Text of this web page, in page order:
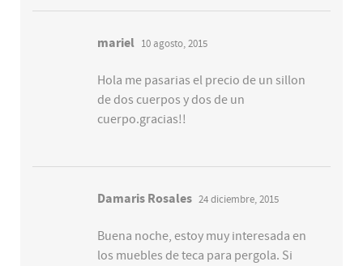
mariel 10 agosto, 2015
Hola me pasarias el precio de un sillon
de dos cuerpos y dos de un
cuerpo.gracias!!
Damaris Rosales 24 diciembre, 2015
Buena noche, estoy muy interesada en
los muebles de teca para pergola. Si